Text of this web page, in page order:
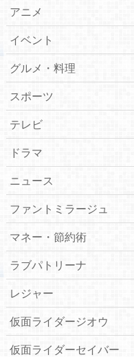
アニメ
イベント
グルメ・料理
スポーツ
テレビ
ドラマ
ニュース
ファントミラージュ
マネー・節約術
ラブパトリーナ
レジャー
仮面ライダージオウ
仮面ライダーセイバー